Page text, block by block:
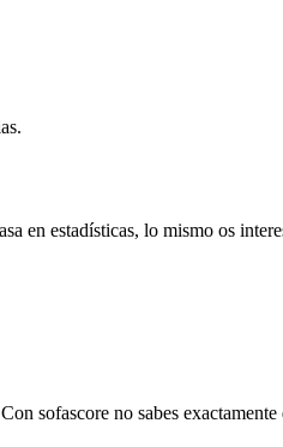
en estadísticas, lo mismo os
sofascore no sabes